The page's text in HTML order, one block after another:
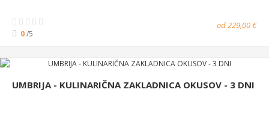
0/5
od 229,00 €
UMBRIJA - KULINARIČNA ZAKLADNICA OKUSOV - 3 DNI